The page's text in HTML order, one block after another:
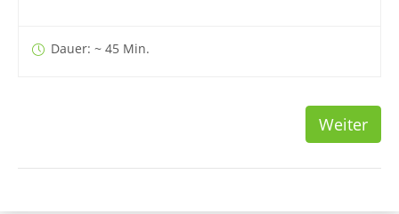
Dauer: ~ 45 Min.
Weiter